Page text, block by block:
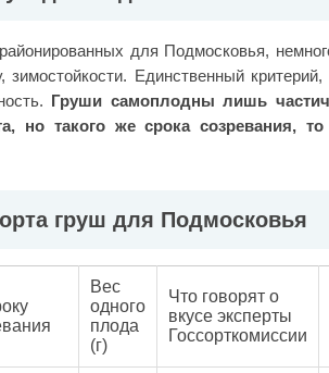
для Подмосковья,
зимостойкости. Единственный
Груши самоплодны лишь
но такого же срока созревания,
груш для Подмосковья
Вес
одного
плода
(г)
Что говорят о
вкусе эксперты
Госсорткомиссии